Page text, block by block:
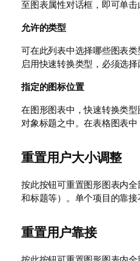
至图表属性对话框，即可单击
允许的类型
可在此列表中选择哪些图表
启用快速转换类型，必须选择
指定的图标位置
在图形图表中，快速转换类
对象标题之中。在表格图表中
重置用户大小调整
按此按钮可重置图形图表内
和标题等）。单个项目的靠接
重置用户靠接